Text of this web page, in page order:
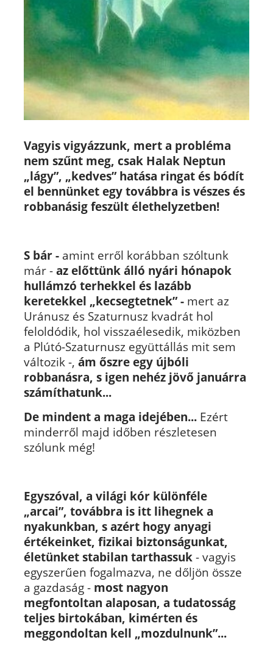
Vagyis vigyázzunk, mert a probléma
nem szűnt meg, csak Halak Neptun
„lágy”, „kedves” hatása ringat és bódít
el bennünket egy továbbra is vészes és
robbanásig feszült élethelyzetben!
S bár - amint erről korábban szóltunk
már -az előttünk álló nyári hónapok
hullámzó terhekkel és lazább
keretekkel „kecsegtetnek” - mert az
Uránusz és Szaturnusz kvadrát hol
feloldódik, hol visszaélesedik, miközben
a Plútó-Szaturnusz együttállás mit sem
változik -, ám őszre egy újbóli
robbanásra, s igen nehéz jövő januárra
számíthatunk...
De mindent a maga idejében... Ezért
minderről majd időben részletesen
szólunk még!
Egyszóval, a világi kór különféle
„arcai”, továbbra is itt lihegnek a
nyakunkban, s azért hogy anyagi
értékeinket, fizikai biztonságunkat,
életünket stabilan tarthassuk - vagyis
egyszerűen fogalmazva, ne dőljön össze
a gazdaság - most nagyon
megfontoltan alaposan, a tudatosság
teljes birtokában, kimérten és
meggondoltan kell „mozdulnunk”...